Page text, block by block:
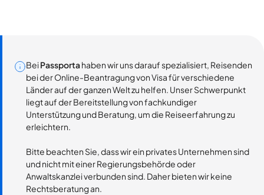
BeiPassportahaben wir uns darauf spezialisiert, Reisenden
bei der Online-Beantragung von Visa für verschiedene
Länder auf der ganzen Welt zu helfen. Unser Schwerpunkt
liegt auf der Bereitstellung von fachkundiger
Unterstützung und Beratung, um die Reiseerfahrung zu
erleichtern.
Bitte beachten Sie, dass wir ein privates Unternehmen sind
und nicht mit einer Regierungsbehörde oder
Anwaltskanzlei verbunden sind. Daher bieten wir keine
Rechtsberatung an.